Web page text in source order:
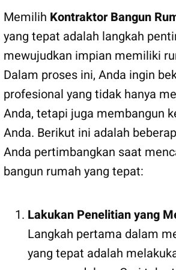
Memilih Kontraktor Bangun
yang tepat adalah langkah
mewujudkan impian memiliki
Dalam proses ini, Anda ingin
profesional yang tidak hanya
Anda, tetapi juga membangun
Anda. Berikut ini adalah
Anda pertimbangkan saat
bangun rumah yang tepat:
Lakukan Penelitian yang
Langkah pertama dalam
yang tepat adalah